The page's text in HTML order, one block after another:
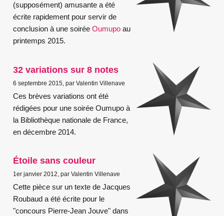
(supposément) amusante a été
écrite rapidement pour servir de
conclusion à une soirée Oumupoau
printemps 2015.
32 variations sur 8 notes
6 septembre 2015, par Valentin Villenave
Ces brèves variations ont été
rédigées pour une soirée Oumupo à
la Bibliothèque nationale de France,
en décembre 2014.
Étoile sans couleur
1er janvier 2012, par Valentin Villenave
Cette pièce sur un texte de Jacques
Roubaud a été écrite pour le
"concours Pierre-Jean Jouve" dans